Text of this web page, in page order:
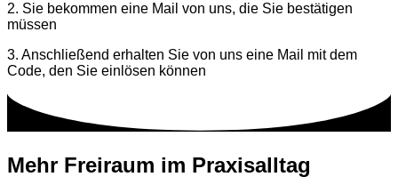
2. Sie bekommen eine Mail von uns, die Sie bestätigen
müssen
3. Anschließend erhalten Sie von uns eine Mail mit dem
Code, den Sie einlösen können
Mehr Freiraum im Praxisalltag